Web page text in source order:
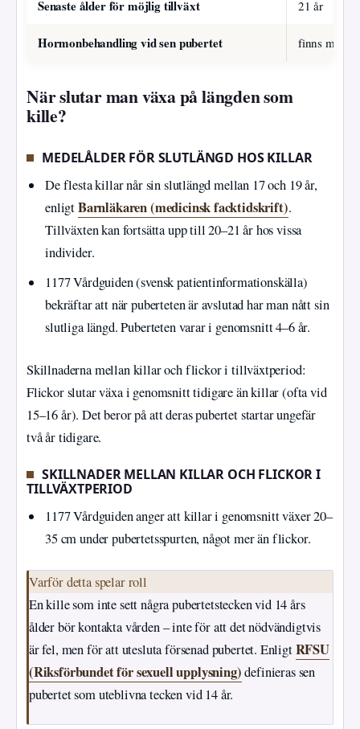
Senaste ålder för möjlig tillväxt 21 år
Hormonbehandling vid sen pubertet finns men
När slutar man växa på längden som
kille?
MEDELÅLDER FÖR SLUTLÄNGD HOS KILLAR
De flesta killar når sin slutlängd mellan 17 och 19 år,
enligtBarnläkaren (medicinsk facktidskrift).
Tillväxten kan fortsätta upp till 20–21 år hos vissa
individer.
1177 Vårdguiden (svensk patientinformationskälla)
bekräftar att när puberteten är avslutad har man nått sin
slutliga längd. Puberteten varar i genomsnitt 4–6 år.
Skillnaderna mellan killar och flickor i tillväxtperiod:
Flickor slutar växa i genomsnitt tidigare än killar (ofta vid
15–16 år). Det beror på att deras pubertet startar ungefär
två år tidigare.
SKILLNADER MELLAN KILLAR OCH FLICKOR I
TILLVÄXTPERIOD
1177 Vårdguiden anger att killar i genomsnitt växer 20–
35 cm under pubertetsspurten, något mer än flickor.
Varför detta spelar roll
En kille som inte sett några pubertetstecken vid 14 års
ålder bör kontakta vården – inte för att det nödvändigtvis
är fel, men för att utesluta försenad pubertet. EnligtRFSU
(Riksförbundet för sexuell upplysning)definieras sen
pubertet som uteblivna tecken vid 14 år.